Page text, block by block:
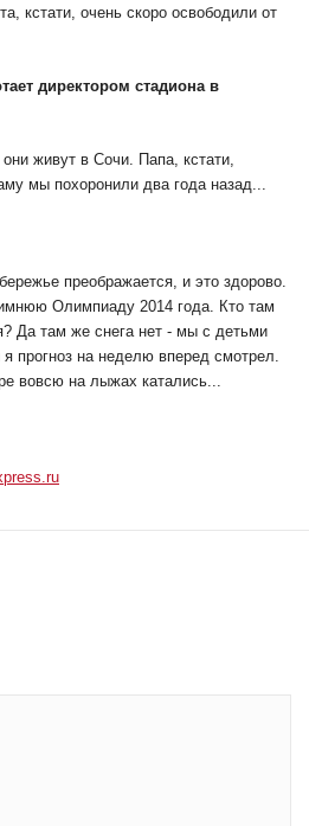
кстати, очень скоро освободили от
директором стадиона в
живут в Сочи. Папа, кстати,
мы похоронили два года назад...
преображается, и это здорово.
Олимпиаду 2014 года. Кто там
Да там же снега нет - мы с детьми
прогноз на неделю вперед смотрел.
вовсю на лыжах катались...